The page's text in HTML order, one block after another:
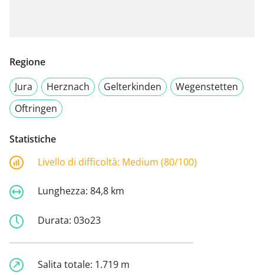
Regione
Jura
Herznach Gelterkinden
Wegenstetten
Oftringen
Statistiche
Livello di difficoltà: Medium (80/100)
Lunghezza: 84,8 km
Durata: 03o23
Salita totale: 1.719 m